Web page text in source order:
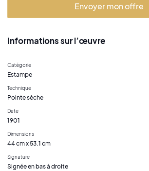
Envoyer mon offre
Informations sur l’œuvre
Catégorie
Estampe
Technique
Pointe sèche
Date
1901
Dimensions
44 cm x 53.1 cm
Signature
Signée en bas à droite